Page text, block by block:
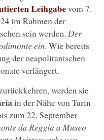
Leihgabevom 7.
im Rahmen der
sein werden. Der
ein. Wie bereits
der neapolitanischen
verlängert.
werden sie
in der Nähe von Turin
zum 22. September
da Reggia a Museo